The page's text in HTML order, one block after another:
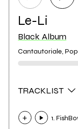
Le-Li
Black Album
Cantautoriale,
TRACKLIST
1.